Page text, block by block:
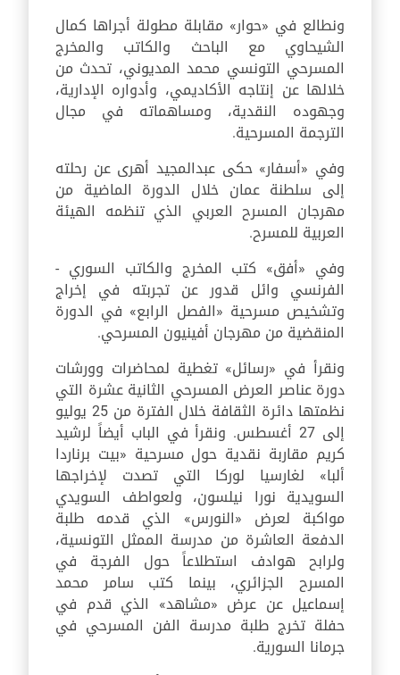
ونطالع في «حوار» مقابلة مطولة أجراها كمال
الشيحاوي مع الباحث والكاتب والمخرج
المسرحي التونسي محمد المديوني، تحدث من
خلالها عن إنتاجه الأكاديمي، وأدواره الإدارية،
وجهوده النقدية، ومساهماته في مجال
الترجمة المسرحية.
وفي «أسفار» حكى عبدالمجيد أهرى عن رحلته
إلى سلطنة عمان خلال الدورة الماضية من
مهرجان المسرح العربي الذي تنظمه الهيئة
العربية للمسرح.
وفي «أفق» كتب المخرج والكاتب السوري -
الفرنسي وائل قدور عن تجربته في إخراج
وتشخيص مسرحية «الفصل الرابع» في الدورة
المنقضية من مهرجان أفينيون المسرحي.
ونقرأ في «رسائل» تغطية لمحاضرات وورشات
دورة عناصر العرض المسرحي الثانية عشرة التي
نظمتها دائرة الثقافة خلال الفترة من 25 يوليو
إلى 27 أغسطس. ونقرأ في الباب أيضاً لرشيد
كريم مقاربة نقدية حول مسرحية «بيت برناردا
ألبا» لغارسيا لوركا التي تصدت لإخراجها
السويدية نورا نيلسون، ولعواطف السويدي
مواكبة لعرض «النورس» الذي قدمه طلبة
الدفعة العاشرة من مدرسة الممثل التونسية،
ولرابح هوادف استطلاعاً حول الفرجة في
المسرح الجزائري، بينما كتب سامر محمد
إسماعيل عن عرض «مشاهد» الذي قدم في
حفلة تخرج طلبة مدرسة الفن المسرحي في
جرمانا السورية.